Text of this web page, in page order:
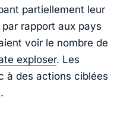
partiellement leur
rapport aux pays
voir le nombre de
exploser. Les
à des actions ciblées